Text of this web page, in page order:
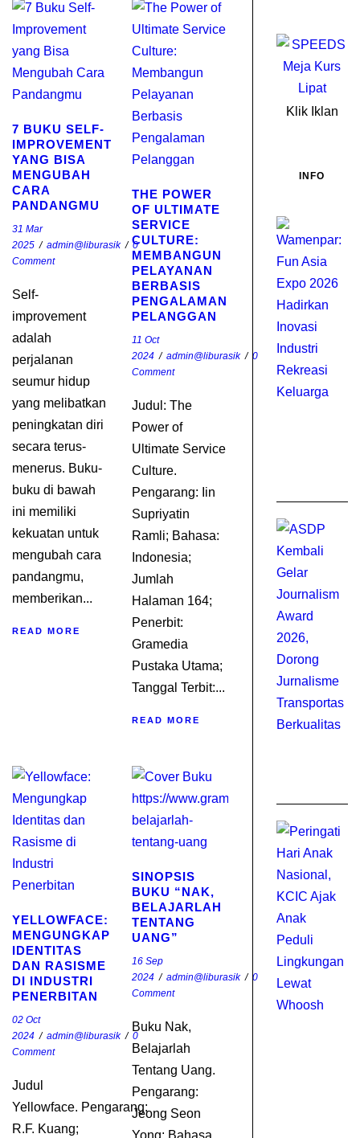
7 BUKU SELF-
IMPROVEMENT
YANG BISA
MENGUBAH
CARA
PANDANGMU
31 Mar
2025 / admin@liburasik / 0
Comment
Self-
improvement
adalah
perjalanan
seumur hidup
yang melibatkan
peningkatan diri
secara terus-
menerus. Buku-
buku di bawah
ini memiliki
kekuatan untuk
mengubah cara
pandangmu,
memberikan...
READ MORE
THE POWER
OF ULTIMATE
SERVICE
CULTURE:
MEMBANGUN
PELAYANAN
BERBASIS
PENGALAMAN
PELANGGAN
11 Oct
2024 / admin@liburasik / 0
Comment
Judul: The
Power of
Ultimate Service
Culture.
Pengarang: Iin
Supriyatin
Ramli; Bahasa:
Indonesia;
Jumlah
Halaman 164;
Penerbit:
Gramedia
Pustaka Utama;
Tanggal Terbit:...
READ MORE
YELLOWFACE:
MENGUNGKAP
IDENTITAS
DAN RASISME
DI INDUSTRI
PENERBITAN
02 Oct
2024 / admin@liburasik / 0
Comment
Judul
Yellowface. Pengarang:
R.F. Kuang;
SINOPSIS
BUKU “NAK,
BELAJARLAH
TENTANG
UANG”
16 Sep
2024 / admin@liburasik / 0
Comment
Buku Nak,
Belajarlah
Tentang Uang.
Pengarang:
Jeong Seon
Yong; Bahasa
Klik Iklan
INFO